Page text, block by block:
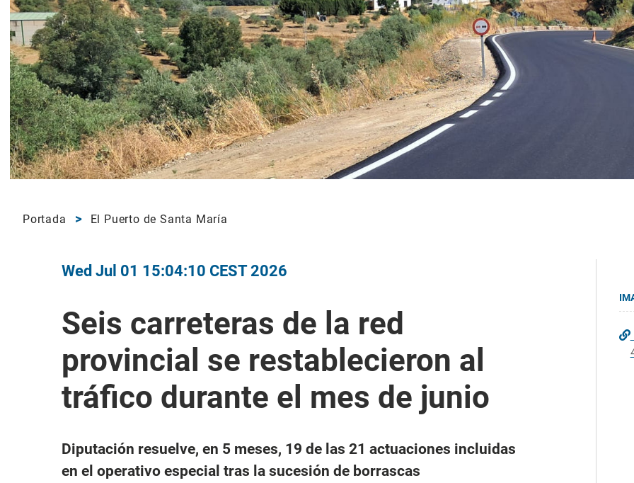
Portada El Puerto de Santa María
Wed Jul 01 15:04:10 CEST 2026
Seis carreteras de la red
provincial se restablecieron al
tráfico durante el mes de junio
Diputación resuelve, en 5 meses, 19 de las 21 actuaciones incluidas
en el operativo especial tras la sucesión de borrascas